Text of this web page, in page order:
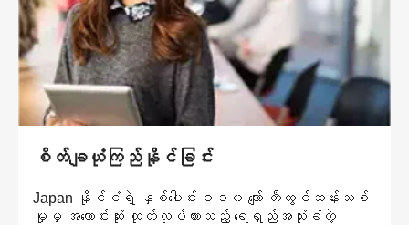
စိတ်ချယုံကြည်နိုင်ခြင်း
Japan နိုင်ငံရဲ့ နှစ်ပေါင်း ၁၁၀ ကျော် တီထွင်ဆန်းသစ်
မှုမှ အကောင်းဆုံး ထုတ်လုပ်ထားသည့် ရေရှည်အသုံးခံတဲ့